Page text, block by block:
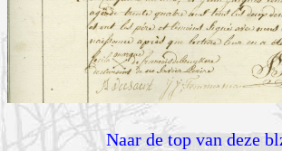
Naar de top van deze